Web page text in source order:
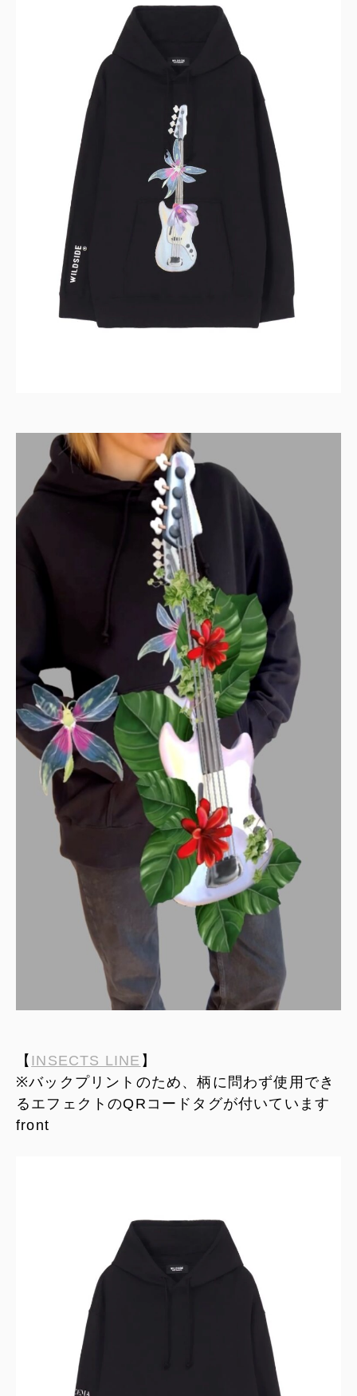
【 INSECTS LINE 】
※バックプリントのため、柄に問わず使用でき
るエフェクトのQRコードタグが付いています
front